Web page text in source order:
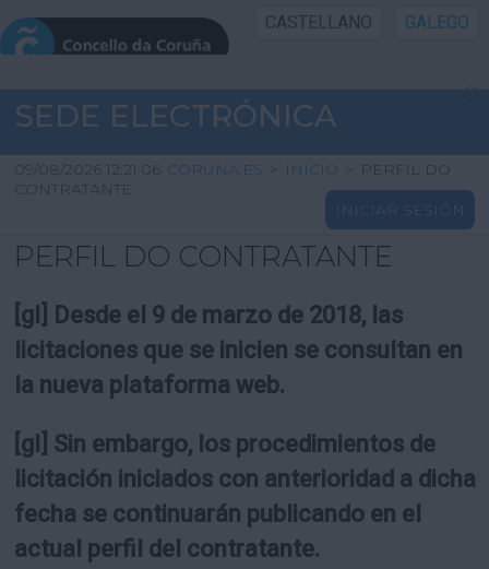
CASTELLANO GALEGO
INICIO SEDE
INICIO
INFORMACIÓN PÚBLICA
UTILIDADES
SEDE ELECTRÓNICA
09/08/2026 12:21:06 CORUNA.ES > INICIO > PERFIL DO
CONTRATANTE
INICIAR SESIÓN
PERFIL DO CONTRATANTE
[gl] Desde el 9 de marzo de 2018, las
licitaciones que se inicien se consultan en
la nueva plataforma web.
[gl] Sin embargo, los procedimientos de
licitación iniciados con anterioridad a dicha
fecha se continuarán publicando en el
actual perfil del contratante.